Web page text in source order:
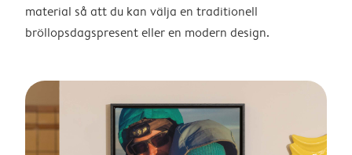
material så att du kan välja en traditionell
bröllopsdagspresent eller en modern design.